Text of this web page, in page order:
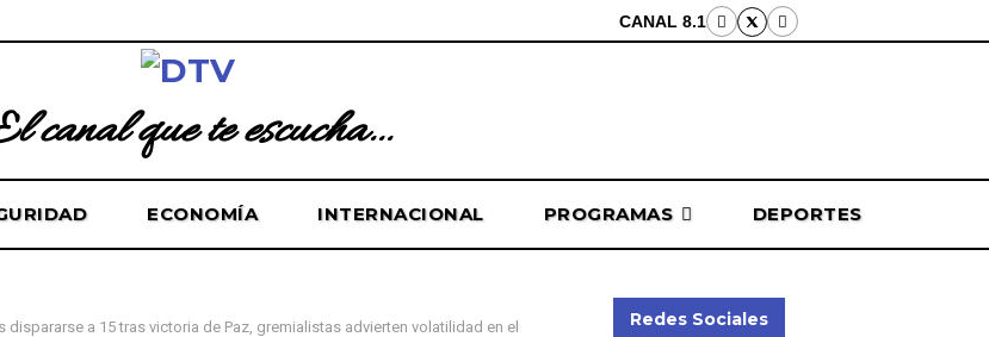
CANAL 8.1
canal que te escucha...
ECONOMÍA INTERNACIONAL PROGRAMAS DEPORTES
dispararse a 15 tras victoria de Paz, gremialistas advierten volatilidad en el
Redes Sociales